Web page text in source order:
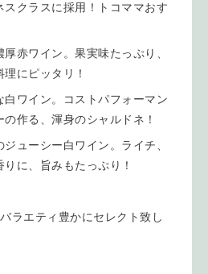
クラスに採用！トコママおす
厚赤ワイン。果実味たっぷり、
にピッタリ！
白ワイン。コストパフォーマン
作る、渾身のシャルドネ！
ジューシー白ワイン。ライチ、
に、旨みもたっぷり！
ラエティ豊かにセレクト致し